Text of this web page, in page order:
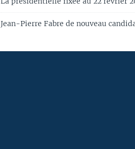
Jean-Pierre Fabre de nouveau